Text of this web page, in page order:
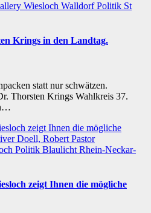
Wiesloch WalldorfPolitik St
Krings in den Landtag.
statt nur schwätzen.
Thorsten Krings Wahlkreis 37.
Politik Blaulicht Rhein-Neckar-
zeigt Ihnen die mögliche